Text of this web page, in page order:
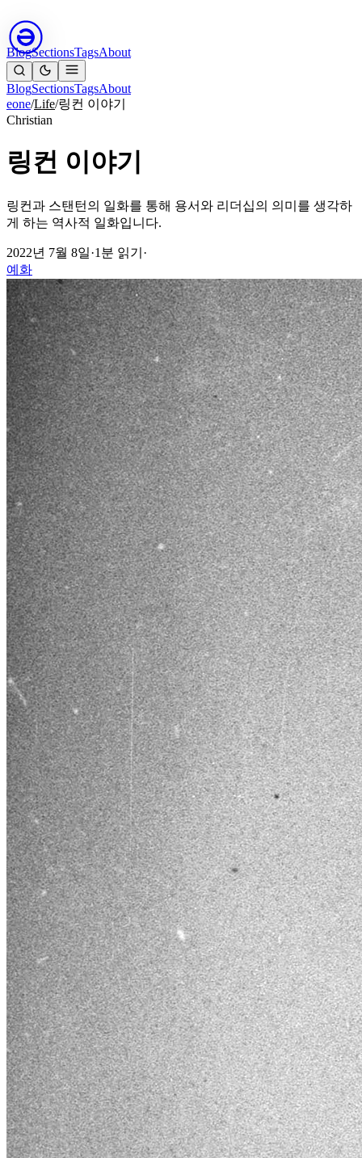
BlogSectionsTagsAbout
BlogSectionsTagsAbout
eone/Life/링컨 이야기
Christian
링컨 이야기
링컨과 스탠턴의 일화를 통해 용서와 리더십의 의미를 생각하
게 하는 역사적 일화입니다.
2022년 7월 8일·1분 읽기 ·
예화